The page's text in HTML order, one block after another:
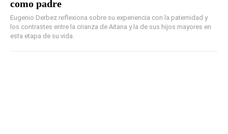
como padre
Eugenio Derbez reflexiona sobre su experiencia con la paternidad y
los contrastes entre la crianza de Aitana y la de sus hijos mayores en
esta etapa de su vida.